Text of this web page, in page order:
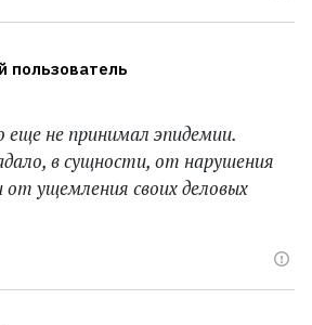
пользователь
не принимал эпидемии.
в сущности, от нарушения
от ущемления своих деловых